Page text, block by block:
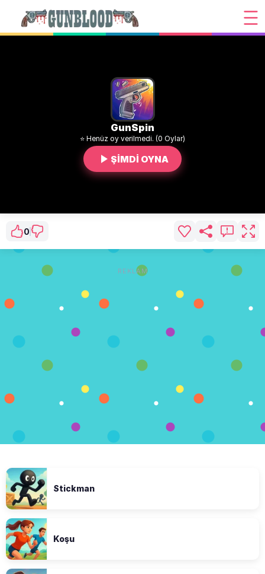
GunSpin
⭐ Henüz oy verilmedi. (0 Oylar)
ŞİMDİ OYNA
0
REKLAM
Stickman
Koşu